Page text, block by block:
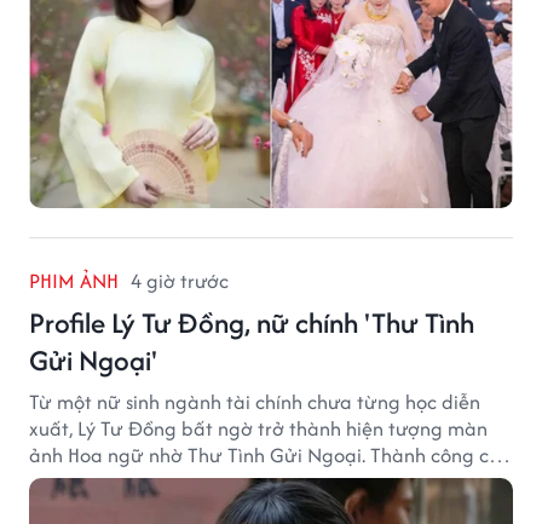
PHIM ẢNH 4 giờ trước
Profile Lý Tư Đồng, nữ chính 'Thư Tình
Gửi Ngoại'
Từ một nữ sinh ngành tài chính chưa từng học diễn
xuất, Lý Tư Đồng bất ngờ trở thành hiện tượng màn
ảnh Hoa ngữ nhờ Thư Tình Gửi Ngoại. Thành công của
bộ phim doanh thu hơn 8.100 tỷ đồng đã mở ra bước
ngoặt lớn trong cuộc đời cô gái sinh năm 2004.